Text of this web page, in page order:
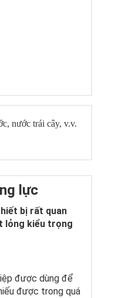
nước trái cây, v.v.
lực
bị rất quan
lỏng kiểu trọng
được dùng để
được trong quá